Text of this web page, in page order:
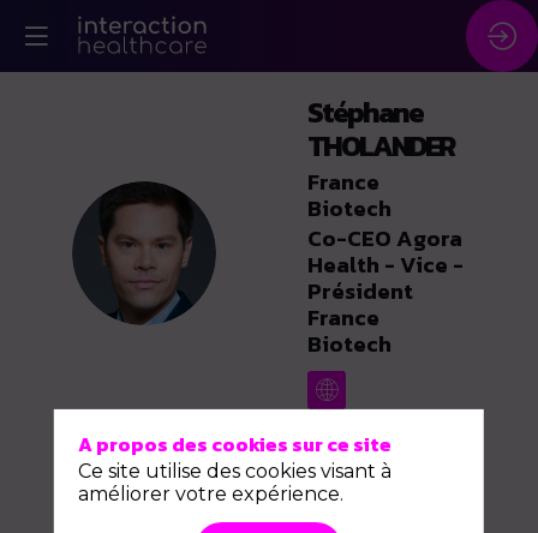
ST
Stéphane
THOLANDER
France
Biotech
Co-CEO Agora
Health - Vice -
Président
France
Biotech
A propos des cookies sur ce site
Ce site utilise des cookies visant à
améliorer votre expérience.